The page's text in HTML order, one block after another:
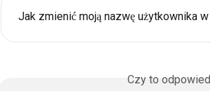
Jak zmienić moją nazwę użytkownika
Czy to